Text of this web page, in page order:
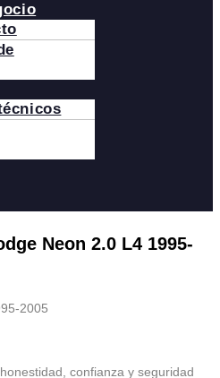
Neon 2.0 L4 1995-
2005
confianza y seguridad